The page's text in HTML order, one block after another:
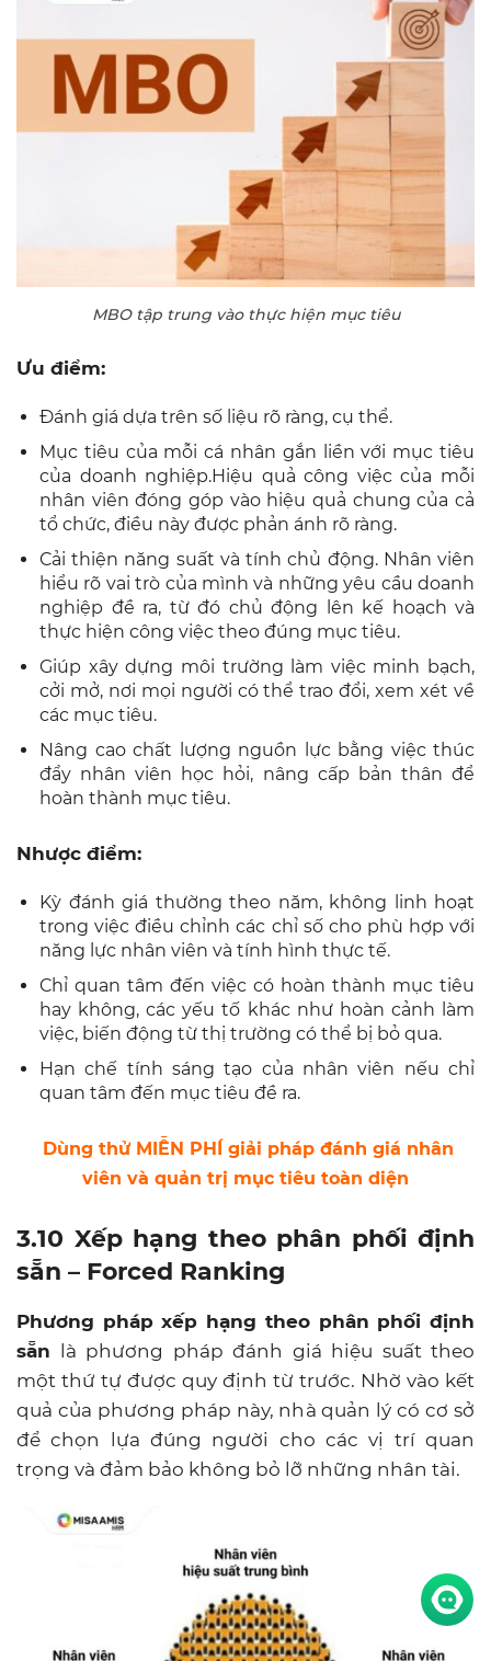
MBO tập trung vào thực hiện mục tiêu
Ưu điểm:
Đánh giá dựa trên số liệu rõ ràng, cụ thể.
Mục tiêu của mỗi cá nhân gắn liền với mục tiêu
của doanh nghiệp.Hiệu quả công việc của mỗi
nhân viên đóng góp vào hiệu quả chung của cả
tổ chức, điều này được phản ánh rõ ràng.
Cải thiện năng suất và tính chủ động. Nhân viên
hiểu rõ vai trò của mình và những yêu cầu doanh
nghiệp đề ra, từ đó chủ động lên kế hoạch và
thực hiện công việc theo đúng mục tiêu.
Giúp xây dựng môi trường làm việc minh bạch,
cởi mở, nơi mọi người có thể trao đổi, xem xét về
các mục tiêu.
Nâng cao chất lượng nguồn lực bằng việc thúc
đẩy nhân viên học hỏi, nâng cấp bản thân để
hoàn thành mục tiêu.
Nhược điểm:
Kỳ đánh giá thường theo năm, không linh hoạt
trong việc điều chỉnh các chỉ số cho phù hợp với
năng lực nhân viên và tính hình thực tế.
Chỉ quan tâm đến việc có hoàn thành mục tiêu
hay không, các yếu tố khác như hoàn cảnh làm
việc, biến động từ thị trường có thể bị bỏ qua.
Hạn chế tính sáng tạo của nhân viên nếu chỉ
quan tâm đến mục tiêu đề ra.
Dùng thử MIỄN PHÍ giải pháp đánh giá nhân
viên và quản trị mục tiêu toàn diện
3.10 Xếp hạng theo phân phối định
sẵn – Forced Ranking
Phương pháp xếp hạng theo phân phối định
sẵn là phương pháp đánh giá hiệu suất theo
một thứ tự được quy định từ trước. Nhờ vào kết
quả của phương pháp này, nhà quản lý có cơ sở
để chọn lựa đúng người cho các vị trí quan
trọng và đảm bảo không bỏ lỡ những nhân tài.